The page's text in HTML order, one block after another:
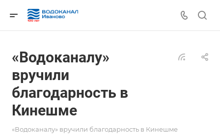
«Водоканалу»
вручили
благодарность в
Кинешме
«Водоканалу» вручили благодарность в Кинешме